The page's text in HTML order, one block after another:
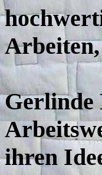
Gerlinde
ihren